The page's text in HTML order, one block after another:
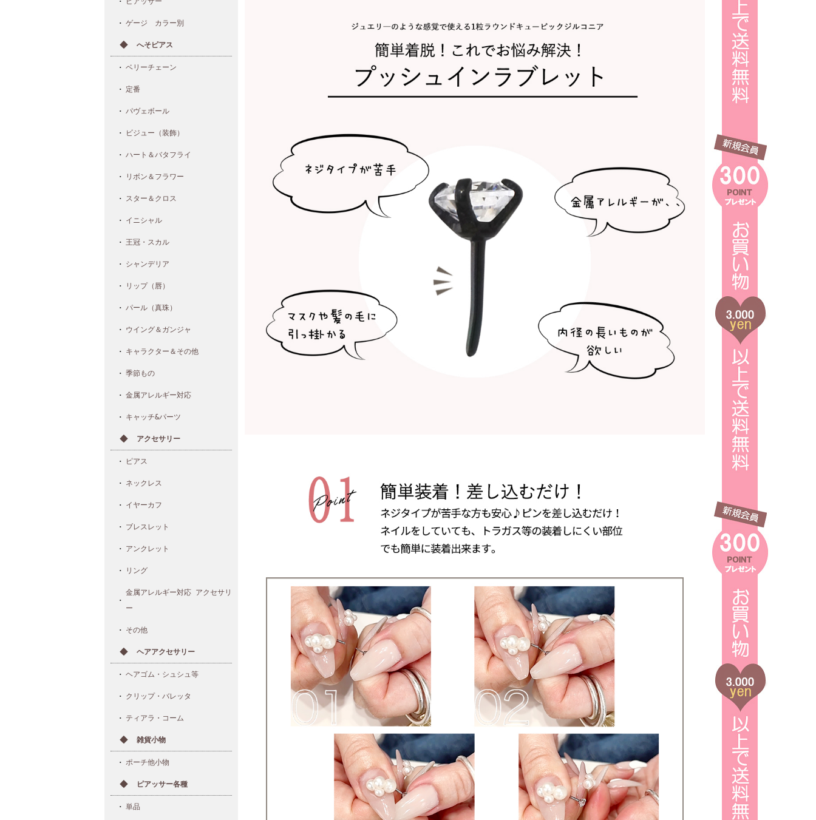
ゲージ カラー別
へそピアス
ベリーチェーン
定番
パヴェボール
ビジュー（装飾）
ハート＆バタフライ
リボン＆フラワー
スター＆クロス
イニシャル
王冠・スカル
シャンデリア
リップ（唇）
パール（真珠）
ウイング＆ガンジャ
キャラクター＆その他
季節もの
金属アレルギー対応
キャッチ&パーツ
アクセサリー
ピアス
ネックレス
イヤーカフ
ブレスレット
アンクレット
リング
金属アレルギー対応 アクセサリ
ー
その他
ヘアアクセサリー
ヘアゴム・シュシュ等
クリップ・バレッタ
ティアラ・コーム
雑貨小物
ポーチ他小物
ピアッサー各種
単品